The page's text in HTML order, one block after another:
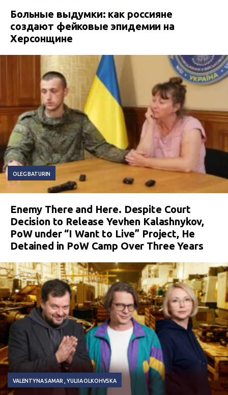
Больные выдумки: как россияне
создают фейковые эпидемии на
Херсонщине
OLEG BATURIN
Enemy There and Here. Despite Court
Decision to Release Yevhen Kalashnykov,
PoW under “I Want to Live” Project, He
Detained in PoW Camp Over Three Years
VALENTYNA SAMAR YULIIA OLKOHVSKA